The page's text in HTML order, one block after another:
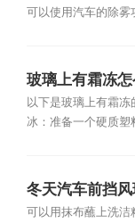
可以使用汽车的除雾
玻璃上有霜冻
以下是玻璃上有霜
冰：准备一个硬质塑
冬天汽车前挡
决？
可以用抹布蘸上洗洁